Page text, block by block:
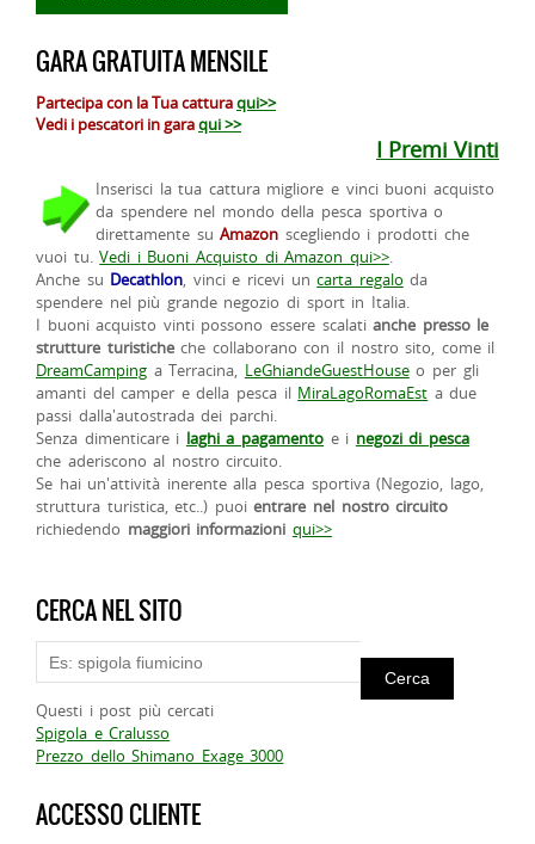
GARA GRATUITA MENSILE
Partecipa con la Tua catturaqui>>
Vedi i pescatori in garaqui >>
I Premi Vinti
Inserisci la tua cattura migliore e vinci buoni acquisto
da spendere nel mondo della pesca sportiva o
direttamente suAmazon scegliendo i prodotti che
vuoi tu.Vedi i Buoni Acquisto di Amazon qui>>.
Anche su Decathlon, vinci e ricevi uncarta regalo da
spendere nel più grande negozio di sport in Italia.
I buoni acquisto vinti possono essere scalatianche presso le
strutture turisticheche collaborano con il nostro sito, come il
DreamCamping a Terracina, LeGhiandeGuestHouseo per gli
amanti del camper e della pesca il MiraLagoRomaEst a due
passi dalla'autostrada dei parchi.
Senza dimenticare i laghi a pagamento e i negozi di pesca
che aderiscono al nostro circuito.
Se hai un'attività inerente alla pesca sportiva (Negozio, lago,
struttura turistica, etc..) puoientrare nel nostro circuito
richiedendo maggiori informazioni qui>>
CERCA NEL SITO
Questi i post più cercati
Spigola e Cralusso
Prezzo dello Shimano Exage 3000
ACCESSO CLIENTE